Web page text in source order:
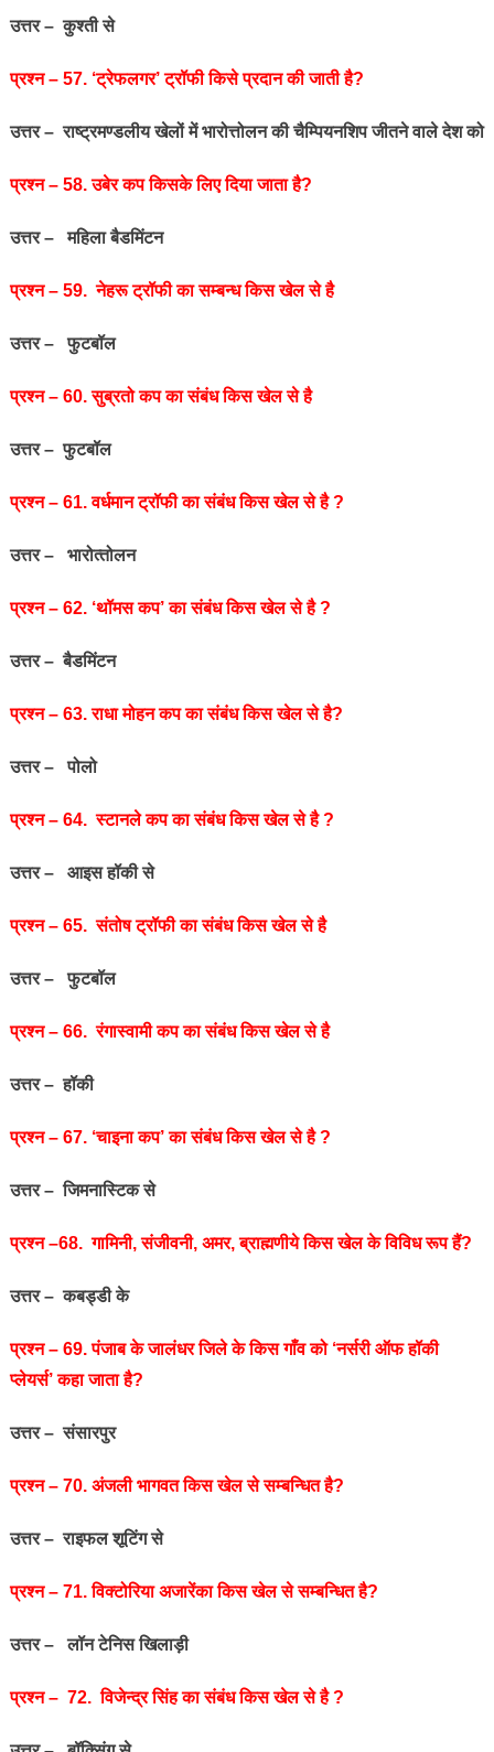
उत्तर – कुश्ती से
प्रश्‍न – 57. ‘ट्रेफलगर’ ट्रॉफी किसे प्रदान की जाती है?
उत्तर – राष्ट्रमण्डलीय खेलों में भारोत्तोलन की चैम्पियनशिप जीतने वाले देश को
प्रश्‍न – 58. उबेर कप किसके लिए दिया जाता है?
उत्तर – महिला बैडमिंटन
प्रश्‍न – 59. नेहरू ट्रॉफी का सम्बन्ध किस खेल से है
उत्तर – फुटबॉल
प्रश्‍न – 60. सुब्रतो कप का संबंध किस खेल से है
उत्तर – फुटबॉल
प्रश्‍न – 61. वर्धमान ट्रॉफी का संबंध किस खेल से है ?
उत्तर – भारोत्‍तोलन
प्रश्‍न – 62. ‘थॉमस कप’ का संबंध किस खेल से है ?
उत्तर – बैडमिंटन
प्रश्‍न – 63. राधा मोहन कप का संबंध किस खेल से है?
उत्तर – पोलो
प्रश्‍न – 64. स्‍टानले कप का संबंध किस खेल से है ?
उत्तर – आइस हॉकी से
प्रश्‍न – 65. संतोष ट्रॉफी का संबंध किस खेल से है
उत्तर – फुटबॉल
प्रश्‍न – 66. रंगास्‍वामी कप का संबंध किस खेल से है
उत्तर – हॉकी
प्रश्‍न – 67. ‘चाइना कप’ का संबंध किस खेल से है ?
उत्तर – जिमनास्टिक से
प्रश्‍न –68. गामिनी, संजीवनी, अमर, ब्राह्मणीये किस खेल के विविध रूप हैं?
उत्तर – कबड्डी के
प्रश्‍न – 69. पंजाब के जालंधर जिले के किस गाँव को ‘नर्सरी ऑफ हॉकी
प्लेयर्स’ कहा जाता है?
उत्तर – संसारपुर
प्रश्‍न – 70. अंजली भागवत किस खेल से सम्बन्धित है?
उत्तर – राइफल शूटिंग से
प्रश्‍न – 71. विक्‍टोरिया अजारेंका किस खेल से सम्बन्धित है?
उत्तर – लॉन टेनिस खिलाड़ी
प्रश्‍न – 72. विजेन्‍द्र सिंह का संबंध किस खेल से है ?